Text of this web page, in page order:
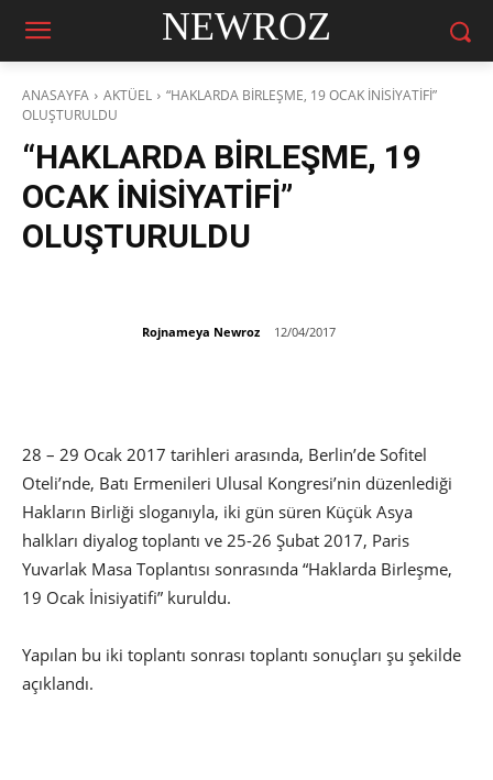
NEWROZ
ANASAYFA AKTÜEL
“HAKLARDA BİRLEŞME, 19 OCAK İNİSİYATİFİ”
OLUŞTURULDU
“HAKLARDA BİRLEŞME, 19
OCAK İNİSİYATİFİ”
OLUŞTURULDU
Rojnameya Newroz 12/04/2017
28 – 29 Ocak 2017 tarihleri arasında, Berlin’de Sofitel
Oteli’nde, Batı Ermenileri Ulusal Kongresi’nin düzenlediği
Hakların Birliği sloganıyla, iki gün süren Küçük Asya
halkları diyalog toplantı ve 25-26 Şubat 2017, Paris
Yuvarlak Masa Toplantısı sonrasında “Haklarda Birleşme,
19 Ocak İnisiyatifi” kuruldu.
Yapılan bu iki toplantı sonrası toplantı sonuçları şu şekilde
açıklandı.